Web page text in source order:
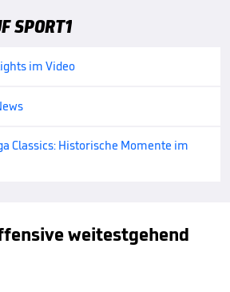
SPORT1
im Video
Classics: Historische Momente im
weitestgehend